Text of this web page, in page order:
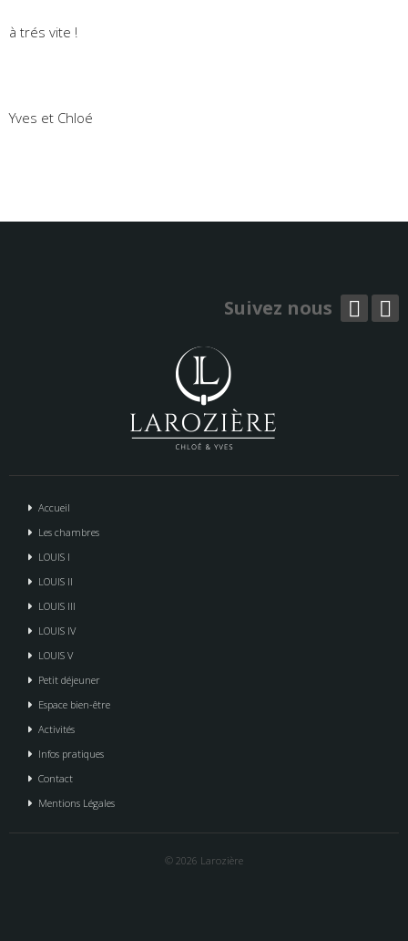
à trés vite !
Yves et Chloé
Suivez nous
Accueil
Les chambres
LOUIS I
LOUIS II
LOUIS III
LOUIS IV
LOUIS V
Petit déjeuner
Espace bien-être
Activités
Infos pratiques
Contact
Mentions Légales
© 2026 Larozière